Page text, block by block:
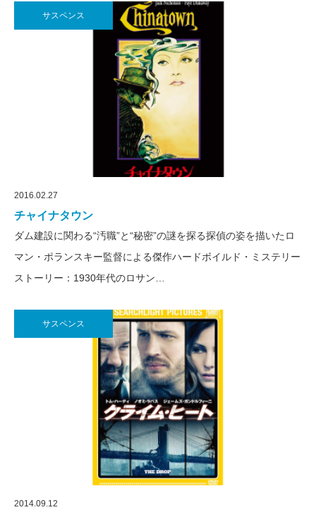
サスペンス
2016.02.27
チャイナタウン
ダム建設に関わる“汚職”と“秘密”の謎を探る探偵の姿を描いたロ
マン・ポランスキー監督による傑作ハードボイルド・ミステリー
ストーリー：1930年代のロサン…
サスペンス
2014.09.12